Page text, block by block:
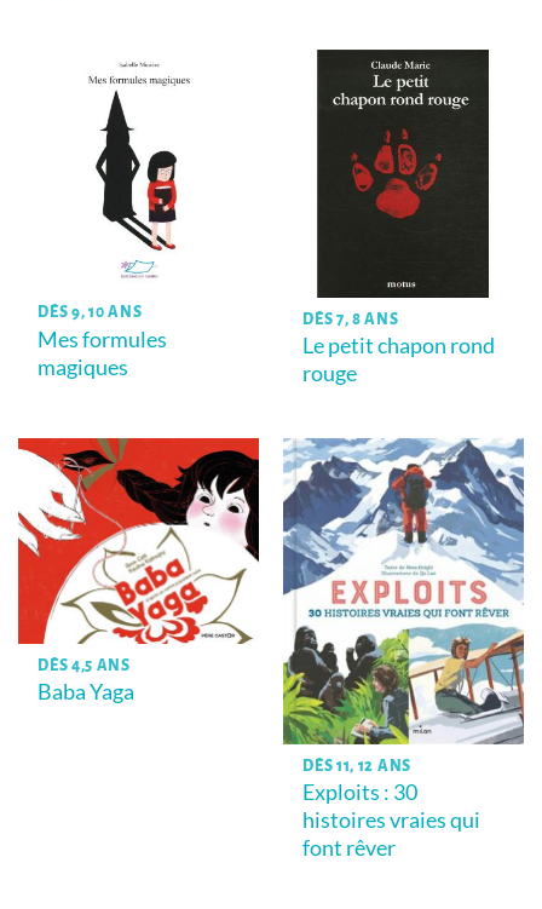
DÈS 9, 10 ANS
Mes formules
magiques
DÈS 7, 8 ANS
Le petit chapon rond
rouge
DÈS 4,5 ANS
Baba Yaga
DÈS 11, 12 ANS
Exploits : 30
histoires vraies qui
font rêver